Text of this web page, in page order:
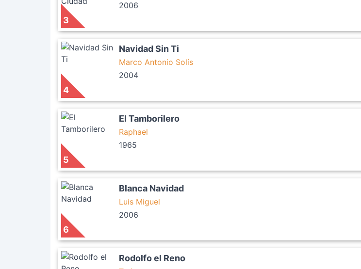
3
2006
4
Navidad Sin Ti
Marco Antonio Solís
2004
5
El Tamborilero
Raphael
1965
6
Blanca Navidad
Luis Miguel
2006
Rodolfo el Reno